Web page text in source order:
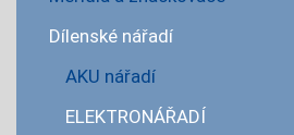
Dílenské nářadí
AKU nářadí
ELEKTRONÁŘADÍ